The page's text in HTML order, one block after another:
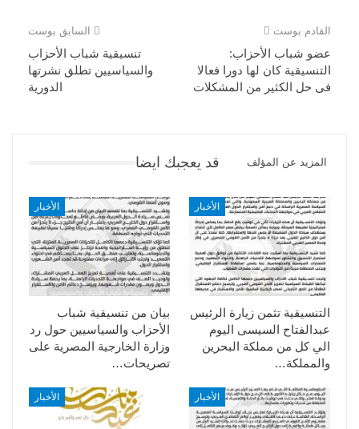
السابق بوست
تنسيقية شباب الأحزاب
والسياسيين تطلق نشرتها
الدورية
القادم بوست
عضو شباب الأحزاب:
التنسيقية كان لها دورا فعالا
فى حل الكثير من المشكلات
قد يعجبك ايضا المزيد عن المؤلف
الأخبار
بيان من تنسيقية شباب
الأحزاب والسياسيين حول رد
وزارة الخارجية المصرية على
تصريحات…
الأخبار
التنسيقية تثمن زيارة الرئيس
عبدالفتاح السيسى اليوم
الي كل من مملكة البحرين
والمملكة…
الأخبار الأخبار